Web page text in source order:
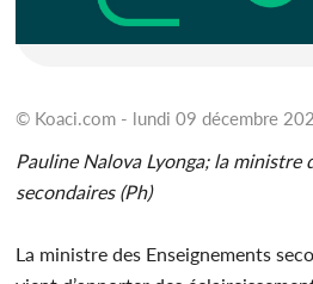
© Koaci.com - lundi 09 décembre
Pauline Nalova Lyonga; la ministre
secondaires (Ph)
La ministre des Enseignements